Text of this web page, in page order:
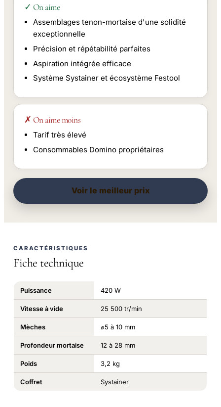
✓ On aime
Assemblages tenon-mortaise d'une solidité
exceptionnelle
Précision et répétabilité parfaites
Aspiration intégrée efficace
Système Systainer et écosystème Festool
✗ On aime moins
Tarif très élevé
Consommables Domino propriétaires
Voir le meilleur prix
CARACTÉRISTIQUES
Fiche technique
Puissance 420 W
Vitesse à vide 25 500 tr/min
Mèches ⌀5 à 10 mm
Profondeur mortaise 12 à 28 mm
Poids 3,2 kg
Coffret Systainer